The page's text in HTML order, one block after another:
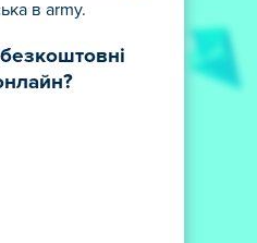
в army.